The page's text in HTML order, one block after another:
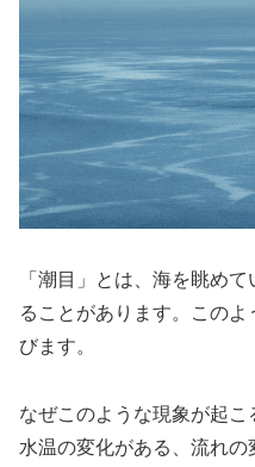
「潮目」とは、海を眺め
ることがあります。この
びます。
なぜこのような現象が起こ
水温の変化がある、流れ